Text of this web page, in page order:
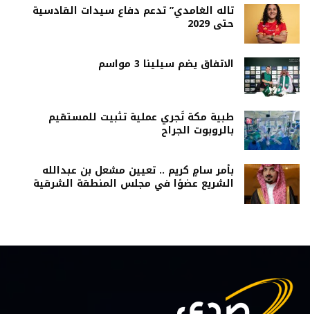
تاله الغامدي” تدعم دفاع سيدات القادسية
حتى 2029
الاتفاق يضم سيلينا 3 مواسم
طبية مكة تُجري عملية تثبيت للمستقيم
بالروبوت الجراح
بأمر سامٍ كريم .. تعيين مشعل بن عبدالله
الشريع عضوًا في مجلس المنطقة الشرقية